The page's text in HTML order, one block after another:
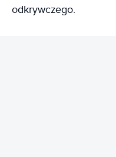
odkrywczego.